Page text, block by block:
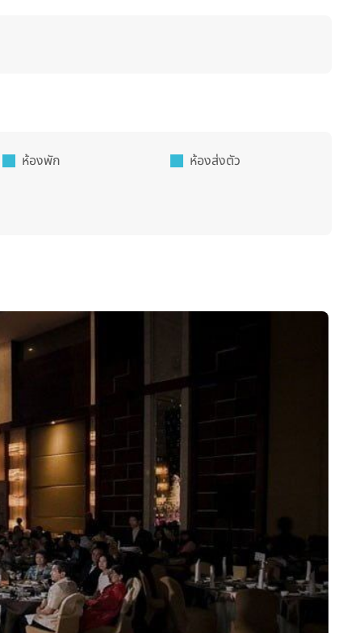
ห้องพัก ห้องส่งตัว